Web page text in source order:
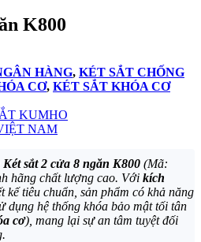
K800
HÀNG, KÉT SẮT CHỐNG
CƠ, KÉT SẮT KHÓA CƠ
KUMHO
NAM
Két sắt 2 cửa 8 ngăn K800 (Mã:
hãng chất lượng cao. Với kích
kế tiêu chuẩn, sản phẩm có khả năng
dụng hệ thống khóa bảo mật tối tân
cơ), mang lại sự an tâm tuyệt đối